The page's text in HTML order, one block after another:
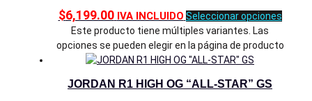
$6,199.00 IVA INCLUIDO Seleccionar opciones
Este producto tiene múltiples variantes. Las
opciones se pueden elegir en la página de producto
JORDAN R1 HIGH OG “ALL-STAR” GS